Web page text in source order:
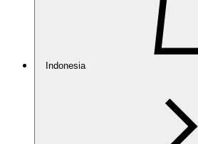
Indonesia